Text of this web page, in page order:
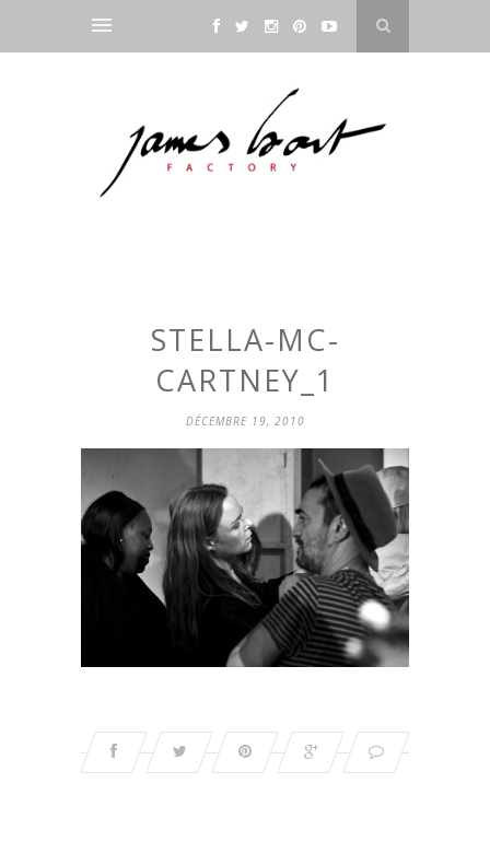
STELLA-MC-
CARTNEY_1
DÉCEMBRE 19, 2010